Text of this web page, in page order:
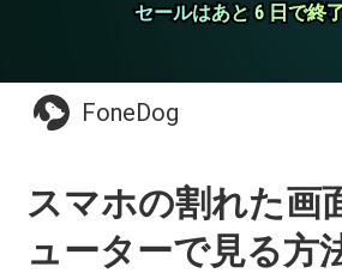
セールはあと 6 日で終
セールはあと 6 日で終
FoneDog
スマホの割れた画
ューターで見る方